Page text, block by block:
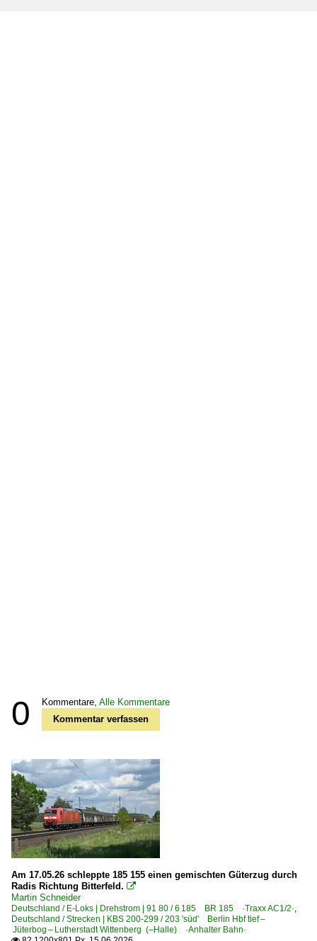
0 Kommentare, Alle Kommentare
Kommentar verfassen
Am 17.05.26 schleppte 185 155 einen gemischten Güterzug durch
Radis Richtung Bitterfeld. 
Martin Schneider
Deutschland / E-Loks | Drehstrom | 91 80 / 6 185 BR 185 ·Traxx AC1/2·,
Deutschland / Strecken | KBS 200-299 / 203 'süd' Berlin Hbf tief –
Jüterbog – Lutherstadt Wittenberg (–Halle) ·Anhalter Bahn·